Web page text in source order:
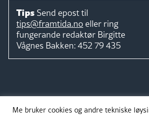
Tips Send epost til
tips@framtida.no eller ring
fungerande redaktør Birgitte
Vågnes Bakken: 452 79 435
Me bruker cookies og andre tekniske